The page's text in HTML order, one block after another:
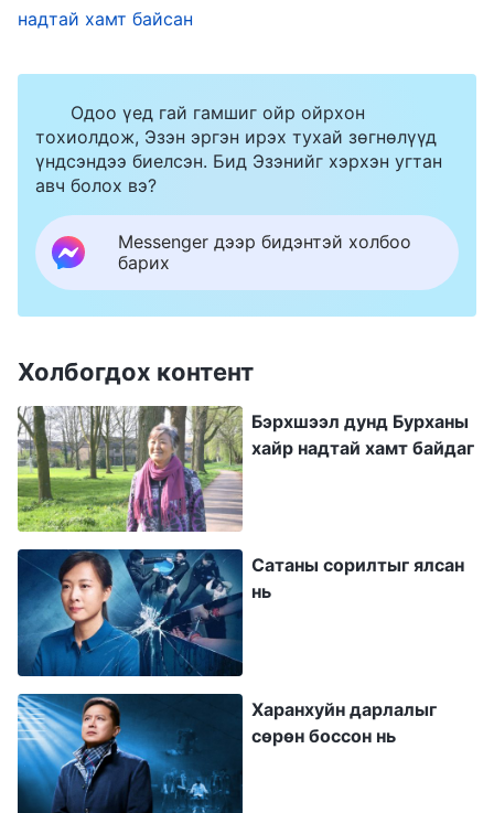
байсан ч, тэд бидэнд их замын зэрлэг
боловсон биш байлаа! “Бид ямар гэмт хэрэг
үйлдсэн юм бэ? Та нар яагаад биднийг
баривчилж, зодож байгаа юм бэ?” гэж би
уурандаа асуув. Тэр намайг үргэлжлүүлэн
ороолгосоор байх зуур ёрын муу цагдаа
үзээрэй! Бид Төгс Хүчит Бурханд итгэгчдийг
барих гэж ирсэн юм! Чи юу ч хийж болох
залуу хүн байж яагаад ингэж яваа юм бэ?
Танай удирдагч хэн бэ? Эдгээр номыг чи
хаанаас авсан бэ? Хариулаадах! Хариулахгүй
бол чамайг үхтэл чинь зодно шүү!” Дараа нь
ах маань шүд зуун, ганц ч үг хэлэхээс
татгалзаж байгааг би анзаарсан тул өөртөө
ийн тангараглалаа: “Би ч бас Иудас байхаас
унагахгүй! Миний амь Бурханы гарт байгаа,
Сатан болон диаволууд намайг захирах эрх
мэдэлгүй.” Бид хоёрын хэн нь ч ам нээхгүй
надтай хамт байсан
Одоо үед гай гамшиг ойр ойрхон
тохиолдож, Эзэн эргэн ирэх тухай зөгнөлүүд
үндсэндээ биелсэн. Бид Эзэнийг хэрхэн угтан
авч болох вэ?
Messenger дээр бидэнтэй холбоо
барих
Холбогдох контент
Бэрхшээл дунд Бурханы
хайр надтай хамт байдаг
Сатаны сорилтыг ялсан
нь
Харанхуйн дарлалыг
сөрөн боссон нь